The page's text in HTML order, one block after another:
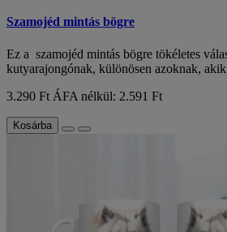
Szamojéd mintás bögre
Ez a szamojéd mintás bögre tökéletes
kutyarajongónak, különösen azoknak,
3.290 Ft ÁFA nélkül: 2.591 Ft
Kosárba